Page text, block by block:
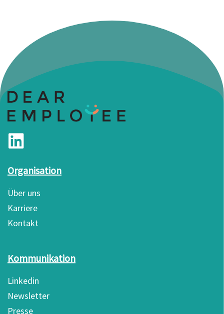
Organisation
Über uns
Karriere
Kontakt
Kommunikation
Linkedin
Newsletter
Presse